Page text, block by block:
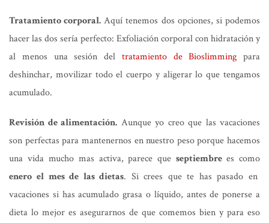
Tratamiento corporal. Aquí tenemos dos opciones, si podemos
hacer las dos sería perfecto: Exfoliación corporal con hidratación y
al menos una sesión del tratamiento de Bioslimming para
deshinchar, movilizar todo el cuerpo y aligerar lo que tengamos
acumulado.
Revisión de alimentación. Aunque yo creo que las vacaciones
son perfectas para mantenernos en nuestro peso porque hacemos
una vida mucho mas activa, parece queseptiembrees como
enero el mes de las dietas. Si crees que te has pasado en
vacaciones si has acumulado grasa o líquido, antes de ponerse a
dieta lo mejor es asegurarnos de que comemos bien y para eso